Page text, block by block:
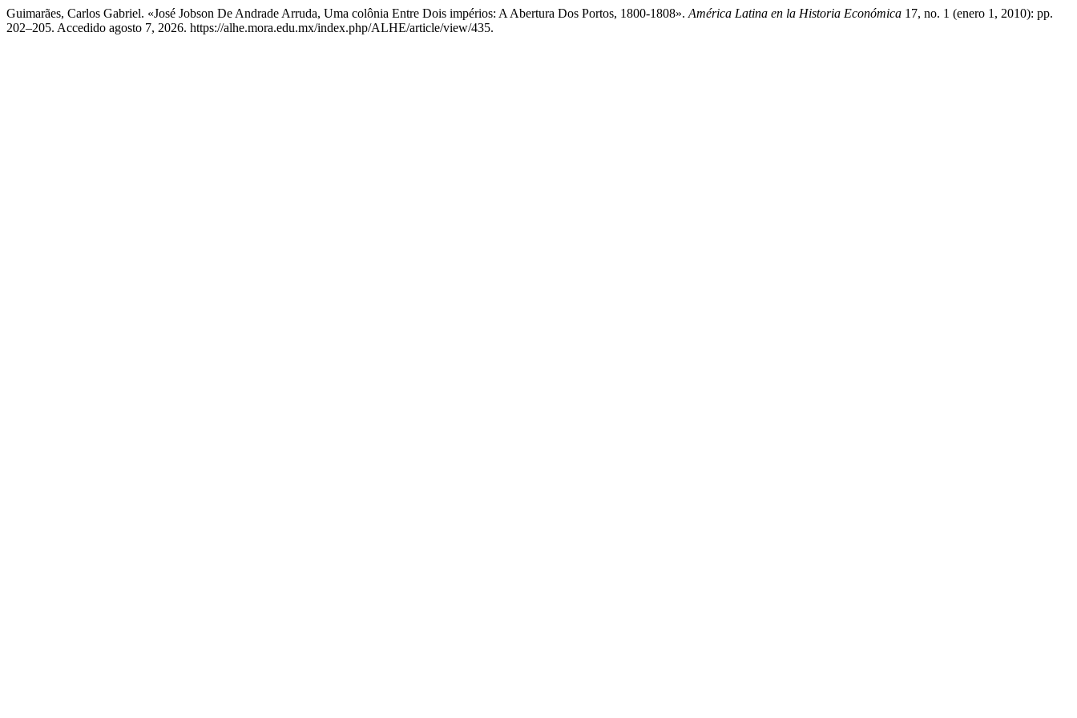
Guimarães, Carlos Gabriel. «José Jobson De Andrade Arruda, Uma colônia Entre Dois impérios: A Abertura Dos Portos, 1800-1808». América Latina en la Historia Económica 17, no. 1 (enero 1, 2010): pp.
202–205. Accedido agosto 7, 2026. https://alhe.mora.edu.mx/index.php/ALHE/article/view/435.